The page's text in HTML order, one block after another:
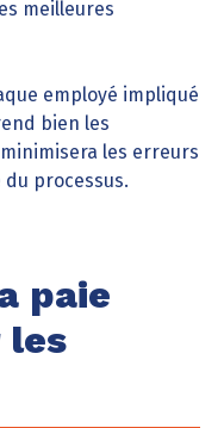
meilleures
employé impliqué
bien les
les erreurs
du processus.
paie
les